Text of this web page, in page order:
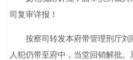
司复审详报！
按察司转发本府带管理刑厅刘
人犯仍带至府中，当堂回销解批